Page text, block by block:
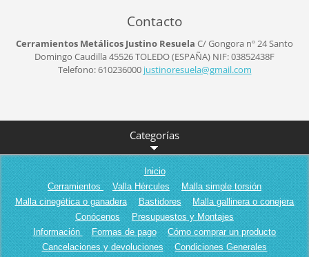
Contacto
Cerramientos Metálicos Justino Resuela C/ Gongora nº 24Santo
Domingo Caudilla 45526TOLEDO (ESPAÑA) NIF: 03852438F
Telefono: 610236000 justinoresuela@gmail.com
Categorías
Inicio
Cerramientos
Valla Hércules
Malla simple torsión
Malla cinegética o ganadera
Bastidores
Malla gallinera o conejera
Conócenos
Presupuestos y Montajes
Información
Formas de pago
Cómo comprar un producto
Cancelaciones y devoluciones
Condiciones Generales